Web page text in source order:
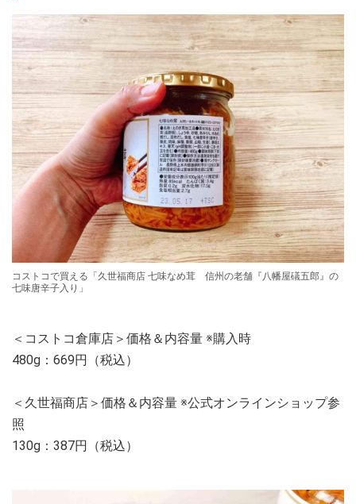
コストコで買える「久世福商店 七味なめ茸 信州の老舗『八幡屋礒五郎』の
七味唐辛子入り」
＜コストコ倉庫店＞価格＆内容量 ※購入時
480g：669円（税込）
＜久世福商店＞価格＆内容量 ※公式オンラインショップ参
照
130g：387円（税込）